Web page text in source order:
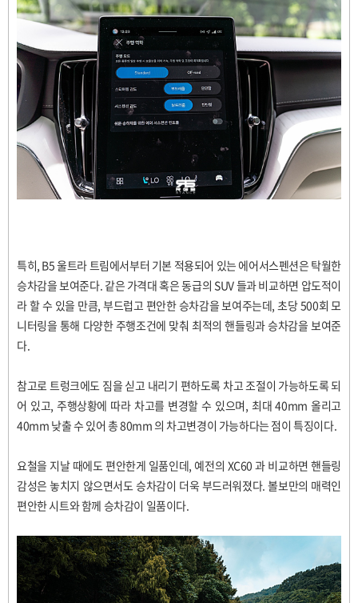
특히, B5울트라 트림에서부터 기본 적용되어 있는 에어서스펜션은 탁월한
승차감을 보여준다. 같은 가격대 혹은 동급의 SUV들과 비교하면 압도적이
라 할 수 있을 만큼,부드럽고 편안한 승차감을 보여주는데,초당500회 모
니터링을 통해 다양한 주행조건에 맞춰 최적의 핸들링과 승차감을 보여준
다.
참고로 트렁크에도 짐을 싣고 내리기 편하도록 차고 조절이 가능하도록 되
어 있고,주행상황에 따라 차고를 변경할 수 있으며, 최대 40mm올리고
40mm 낮출 수 있어 총80mm 의 차고변경이 가능하다는 점이 특징이다.
요철을 지날 때에도 편안한게 일품인데, 예전의 XC60과 비교하면 핸들링
감성은 놓치지 않으면서도 승차감이 더욱 부드러워졌다.볼보만의 매력인
편안한 시트와 함께 승차감이 일품이다.